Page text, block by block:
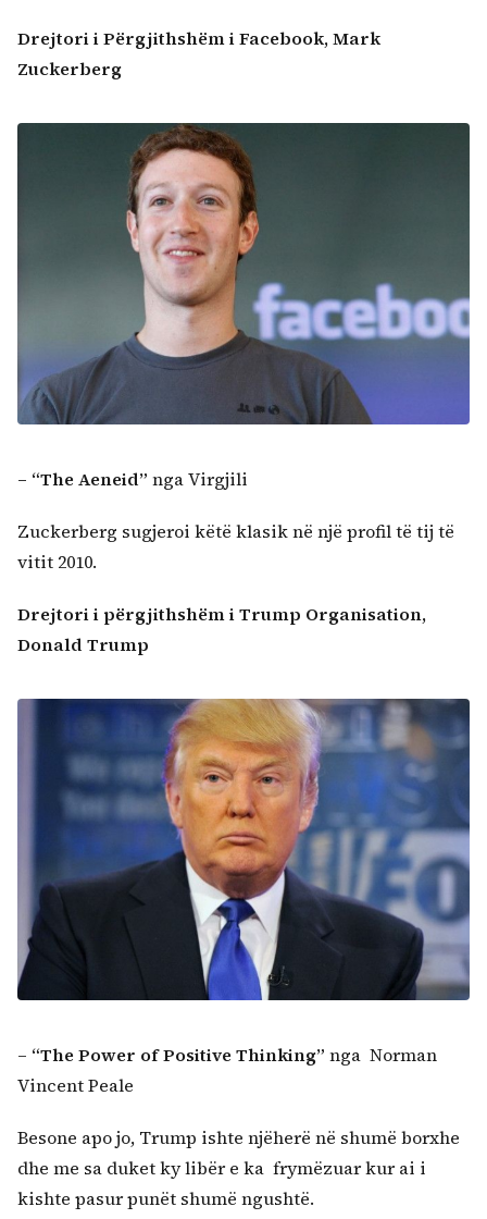
Kërko:
Drejtori i Përgjithshëm i Facebook, Mark
Zuckerberg
– “The Aeneid” nga Virgjili
Zuckerberg sugjeroi këtë klasik në një profil të tij të
vitit 2010.
Drejtori i përgjithshëm i Trump Organisation,
Donald Trump
– “The Power of Positive Thinking” nga Norman
Vincent Peale
Besone apo jo, Trump ishte njëherë në shumë borxhe
dhe me sa duket ky libër e ka frymëzuar kur ai i
kishte pasur punët shumë ngushtë.